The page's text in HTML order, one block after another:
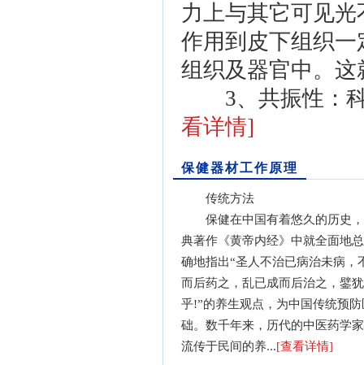
力上与其它可见
作用到皮下组织
组织及器官中。
3、共振性：科
看详情]
保健器材工作原理
传统方法
保健在中国有着悠久的历史，
典著作《黄帝内经》中就全面地
确地指出“圣人不治已病治未病
而后药之，乱已成而后治之，鐾
乎!”的养生观点，为中国传统预
础。数千年来，历代的中医药学
流传于民间的养...[查看详情]